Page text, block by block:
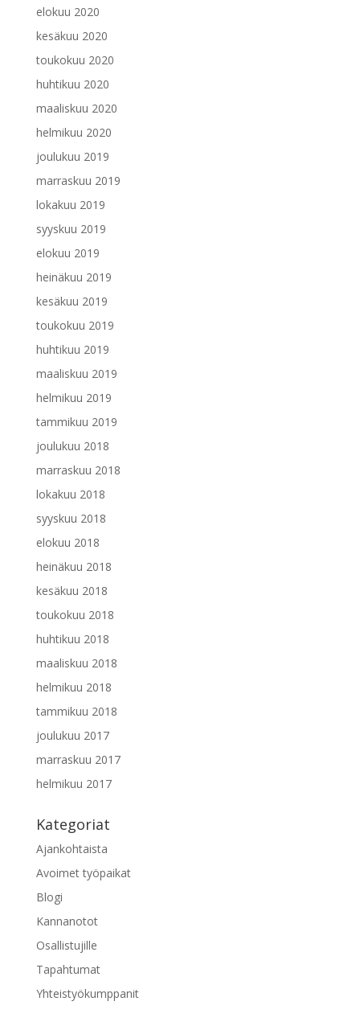
elokuu 2020
kesäkuu 2020
toukokuu 2020
huhtikuu 2020
maaliskuu 2020
helmikuu 2020
joulukuu 2019
marraskuu 2019
lokakuu 2019
syyskuu 2019
elokuu 2019
heinäkuu 2019
kesäkuu 2019
toukokuu 2019
huhtikuu 2019
maaliskuu 2019
helmikuu 2019
tammikuu 2019
joulukuu 2018
marraskuu 2018
lokakuu 2018
syyskuu 2018
elokuu 2018
heinäkuu 2018
kesäkuu 2018
toukokuu 2018
huhtikuu 2018
maaliskuu 2018
helmikuu 2018
tammikuu 2018
joulukuu 2017
marraskuu 2017
helmikuu 2017
Kategoriat
Ajankohtaista
Avoimet työpaikat
Blogi
Kannanotot
Osallistujille
Tapahtumat
Yhteistyökumppanit